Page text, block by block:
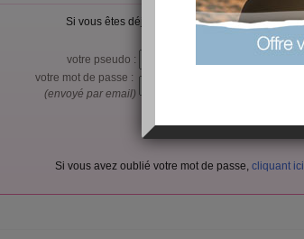
Si vous êtes déjà membre, connectez-vous ici :
votre pseudo :
votre mot de passe :
(envoyé par email)
Si vous avez oublié votre mot de passe, cliquant ici